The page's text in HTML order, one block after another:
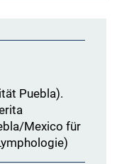
Puebla).
Mexico für